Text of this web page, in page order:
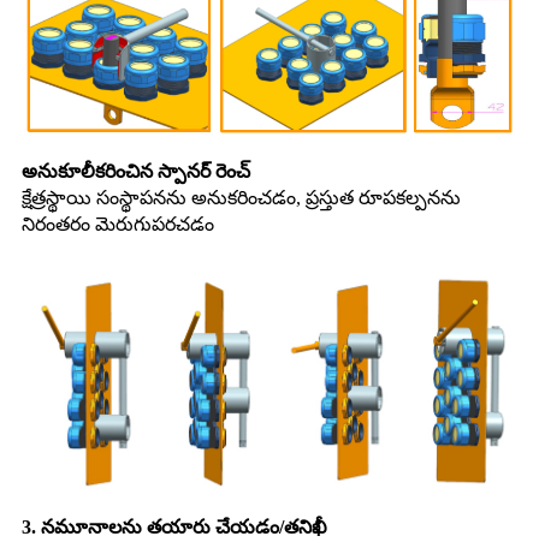
అనుకూలీకరించిన స్పానర్ రెంచ్
క్షేత్రస్థాయి సంస్థాపనను అనుకరించడం, ప్రస్తుత రూపకల్పనను
నిరంతరం మెరుగుపరచడం
3. నమూనాలను తయారు చేయడం/తనిఖీ